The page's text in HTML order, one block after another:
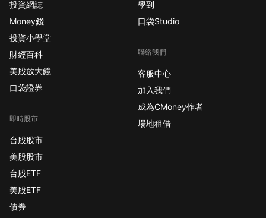
投資網誌
Money錢
投資小學堂
財經百科
美股放大鏡
口袋證券
即時股市
台股股市
美股股市
台股ETF
美股ETF
債券
學到
口袋Studio
聯絡我們
客服中心
加入我們
成為CMoney作者
場地租借